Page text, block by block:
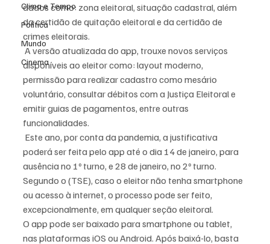
Clima e Tempo
Política
Mundo
Cinema
dados como: zona eleitoral, situação cadastral, além
da certidão de quitação eleitoral e da certidão de
crimes eleitorais.
A versão atualizada do app, trouxe novos serviços
disponíveis ao eleitor como: layout moderno,
permissão para realizar cadastro como mesário
voluntário, consultar débitos com a Justiça Eleitoral e
emitir guias de pagamentos, entre outras
funcionalidades.
poderá ser feita pelo app até o dia 14 de janeiro, para
ausência no 1º turno, e 28 de janeiro, no 2º turno.
Segundo o (TSE), caso o eleitor não tenha smartphone
ou acesso à internet, o processo pode ser feito,
excepcionalmente, em qualquer seção eleitoral.
O app pode ser baixado para smartphone ou tablet,
nas plataformas iOS ou Android. Após baixá-lo, basta